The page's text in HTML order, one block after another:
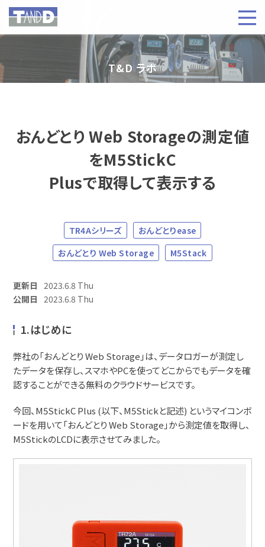
T&D ラボ
おんどとり Web Storageの測定値
をM5StickC
Plusで取得して表示する
TR4Aシリーズ
おんどとりease
おんどとり Web Storage
M5Stack
更新日
2023.6.8 Thu
公開日
2023.6.8 Thu
1.はじめに
弊社の「おんどとり Web Storage」は、データロガーが測定し
たデータを保存し、スマホやPCを使ってどこからでもデータを確
認することができる無料のクラウドサービスです。
今回、M5StickC Plus (以下、M5Stickと記述) というマイコンボ
ードを用いて「おんどとり Web Storage」から測定値を取得し、
M5StickのLCDに表示させてみました。